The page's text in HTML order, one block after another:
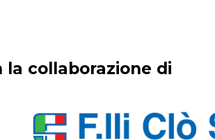
la collaborazione di